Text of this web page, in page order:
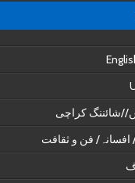
شائننگ کراچی
فن و ثقافت